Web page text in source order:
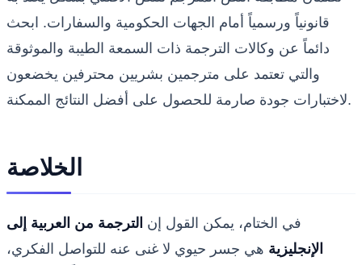
قانونياً ورسمياً أمام الجهات الحكومية والسفارات. ابحث
دائماً عن وكالات الترجمة ذات السمعة الطيبة والموثوقة
والتي تعتمد على مترجمين بشريين محترفين يخضعون
لاختبارات جودة صارمة للحصول على أفضل النتائج الممكنة.
الخلاصة
في الختام، يمكن القول إن الترجمة من العربية إلى
الإنجليزية هي جسر حيوي لا غنى عنه للتواصل الفكري،